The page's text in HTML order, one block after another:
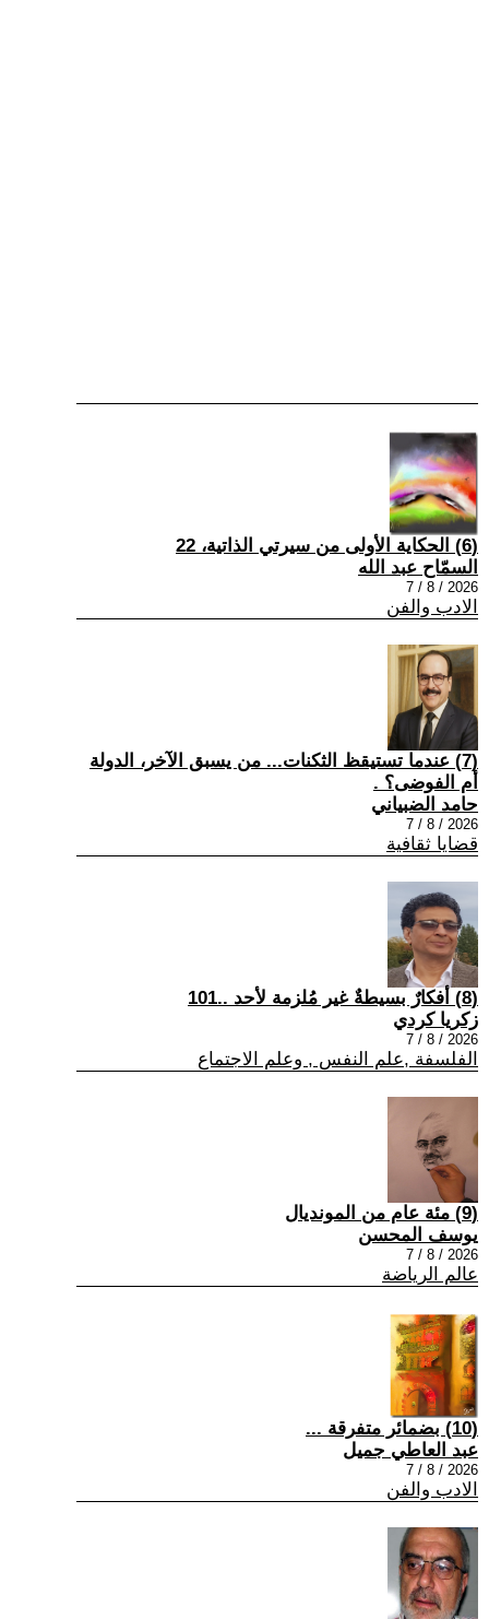
(6) الحكاية الأولى من سيرتي الذاتية، 22
السمّاح عبد الله
2026 / 8 / 7
الادب والفن
(7) عندما تستيقظ الثكنات... من يسبق الآخر، الدولة
أم الفوضى؟ .
حامد الضبياني
2026 / 8 / 7
قضايا ثقافية
(8) أفكارٌ بسيطةٌ غير مُلزمة لأحد ..101
زكريا كردي
2026 / 8 / 7
الفلسفة ,علم النفس , وعلم الاجتماع
(9) مئة عام من المونديال
يوسف المحسن
2026 / 8 / 7
عالم الرياضة
(10) بضمائر متفرقة ...
عبد العاطي جميل
2026 / 8 / 7
الادب والفن